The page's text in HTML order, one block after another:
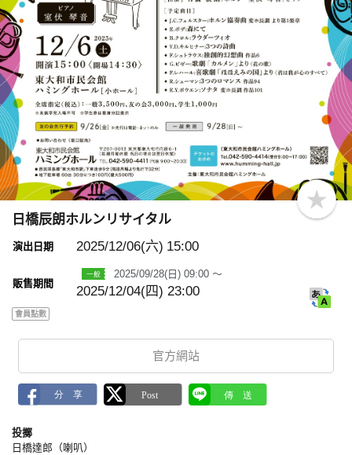
b
o
k
日橋辰朗ホルンリサイタル
演出日期 2025/12/06(六) 15:00
販售期間
2025/09/28(日) 09:00 ～
2025/12/04(四) 23:00
會員點數
官方網站
投擲
日橋達郎（喇叭）